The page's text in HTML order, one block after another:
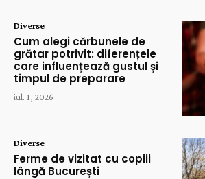
Diverse
Cum alegi cărbunele de
grătar potrivit: diferențele
care influențează gustul și
timpul de preparare
iul. 1, 2026
Diverse
Ferme de vizitat cu copiii
lângă București